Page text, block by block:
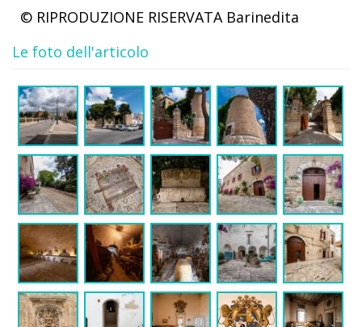
© RIPRODUZIONE RISERVATA Barinedita
Le foto dell'articolo